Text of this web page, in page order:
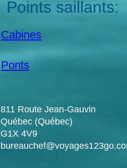
Points saillants:
Cabines
Ponts
811 Route Jean-Gauvin
Québec (Québec)
G1X 4V9